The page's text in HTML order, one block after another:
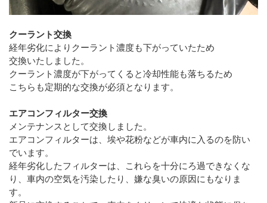
クーラント交換
経年劣化によりクーラント濃度も下がっていたため
交換いたしました。
クーラント濃度が下がってくると冷却性能も落ちるため
こちらも定期的な交換が必須となります。
エアコンフィルター交換
メンテナンスとして交換しました。
エアコンフィルターは、埃や花粉などが車内に入るのを防い
でいます。
経年劣化したフィルターは、これらを十分にろ過できなくな
り、車内の空気を汚染したり、嫌な臭いの原因にもなりま
す。